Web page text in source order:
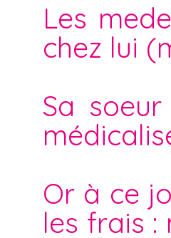
Les
chez lui
Sa
Or à ce
les frais